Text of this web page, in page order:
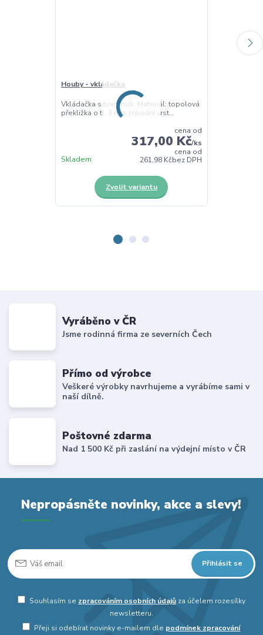
Houby - vkládačka
Vkládačka s tvary hub. Materiál: topolová
překližka o tl. 3 mm (spodní vrst...
cena od
317,00 Kč/ks
cena od
261,98 Kčbez DPH
Skladem
Zvolit variantu
Vyráběno v ČR
Jsme rodinná firma ze severních Čech
Přímo od výrobce
Veškeré výrobky navrhujeme a vyrábíme sami v
naší dílně.
Poštovné zdarma
Nad 1 500 Kč při zaslání na výdejní místo v ČR
Nepropásněte novinky, akce a slevy!
Přihlásit se
Souhlasím se zpracováním osobních údajůza účelem rozesílky
newsletteru.
Přeji si odebírat novinky e-mailem dle podmínek zpracování